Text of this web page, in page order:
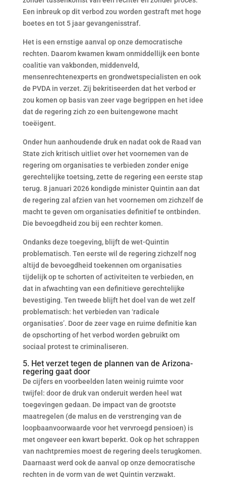
Een inbreuk op dit verbod zou worden gestraft met hoge
boetes en tot 5 jaar gevangenisstraf.
Het is een ernstige aanval op onze democratische
rechten. Daarom kwamen kwam onmiddellijk een bonte
coalitie van vakbonden, middenveld,
mensenrechtenexperts en grondwetspecialisten en ook
de PVDA in verzet. Zij bekritiseerden dat het verbod er
zou komen op basis van zeer vage begrippen en het idee
dat de regering zich zo een buitengewone macht
toeëigent.
Onder hun aanhoudende druk en nadat ook de Raad van
State zich kritisch uitliet over het voornemen van de
regering om organisaties te verbieden zonder enige
gerechtelijke toetsing, zette de regering een eerste stap
terug. 8 januari 2026 kondigde minister Quintin aan dat
de regering zal afzien van het voornemen om zichzelf de
macht te geven om organisaties definitief te ontbinden.
Die bevoegdheid zou bij een rechter komen.
Ondanks deze toegeving, blijft de wet-Quintin
problematisch. Ten eerste wil de regering zichzelf nog
altijd de bevoegdheid toekennen om organisaties
tijdelijk op te schorten of activiteiten te verbieden, en
dat in afwachting van een definitieve gerechtelijke
bevestiging. Ten tweede blijft het doel van de wet zelf
problematisch: het verbieden van ‘radicale
organisaties’. Door de zeer vage en ruime definitie kan
de opschorting of het verbod worden gebruikt om
sociaal protest te criminaliseren.
5. Het verzet tegen de plannen van de Arizona-
regering gaat door
De cijfers en voorbeelden laten weinig ruimte voor
twijfel: door de druk van onderuit werden heel wat
toegevingen gedaan. De impact van de grootste
maatregelen (de malus en de verstrenging van de
loopbaanvoorwaarde voor het vervroegd pensioen) is
met ongeveer een kwart beperkt. Ook op het schrappen
van nachtpremies moest de regering deels terugkomen.
Daarnaast werd ook de aanval op onze democratische
rechten in de vorm van de wet Quintin verzwakt.